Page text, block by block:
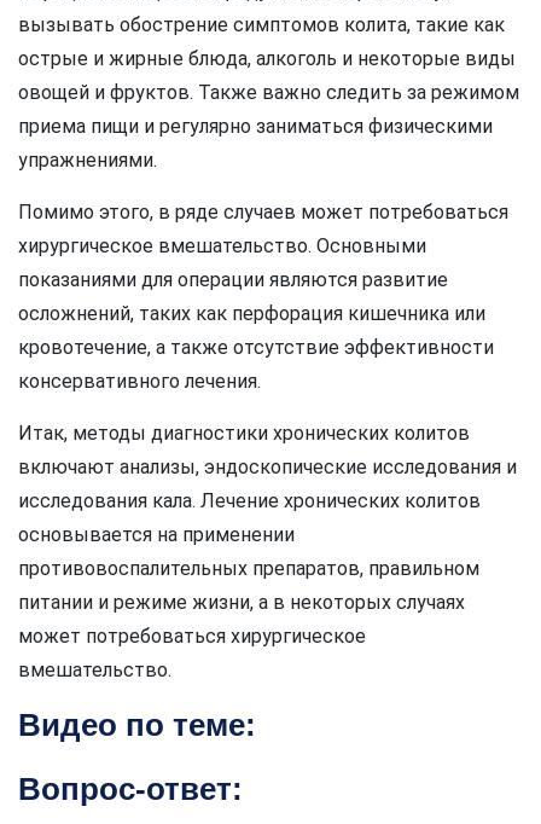
вызывать обострение симптомов колита, такие как
острые и жирные блюда, алкоголь и некоторые виды
овощей и фруктов. Также важно следить за режимом
приема пищи и регулярно заниматься физическими
упражнениями.
Помимо этого, в ряде случаев может потребоваться
хирургическое вмешательство. Основными
показаниями для операции являются развитие
осложнений, таких как перфорация кишечника или
кровотечение, а также отсутствие эффективности
консервативного лечения.
Итак, методы диагностики хронических колитов
включают анализы, эндоскопические исследования и
исследования кала. Лечение хронических колитов
основывается на применении
противовоспалительных препаратов, правильном
питании и режиме жизни, а в некоторых случаях
может потребоваться хирургическое
вмешательство.
Видео по теме:
Вопрос-ответ: